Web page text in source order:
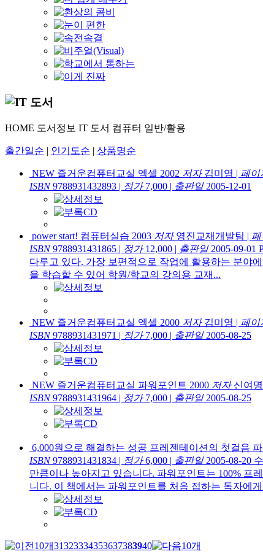
HOME 도서정보 IT 도서 컴퓨터 일반/활용
출간일순 | 인기도순 | 상품명순
NEW 즐거운컴퓨터교실 엑셀 2002 저자김미영 | 페이
ISBN9788931432893 | 정가7,000 | 출판일2005-12-01
power start! 컴퓨터실습 2003 저자영진교재개발팀 |
ISBN9788931431865 | 정가12,000 | 출판일2005-09-01
다루고 있다. 가장 보편적으로 작업에 활용하는 분야
을 학습할 수 있어 학원/학교의 강의용 교재...
NEW 즐거운컴퓨터교실 엑셀 2000 저자김미영 | 페이
ISBN9788931431971 | 정가7,000 | 출판일2005-08-25
NEW 즐거운컴퓨터교실 파워포인트 2000 저자신여명
ISBN9788931431964 | 정가7,000 | 출판일2005-08-25
6,000원으로 해결하는 성공 프레젠테이션의 첫걸음
ISBN9788931431834 | 정가6,000 | 출판일2005-08-20
만큼이나 높아지고 있습니다. 파워포인트는 100% 프
니다. 이 책에서는 파워포인트를 처음 접하는 독자에
31323334353637383940